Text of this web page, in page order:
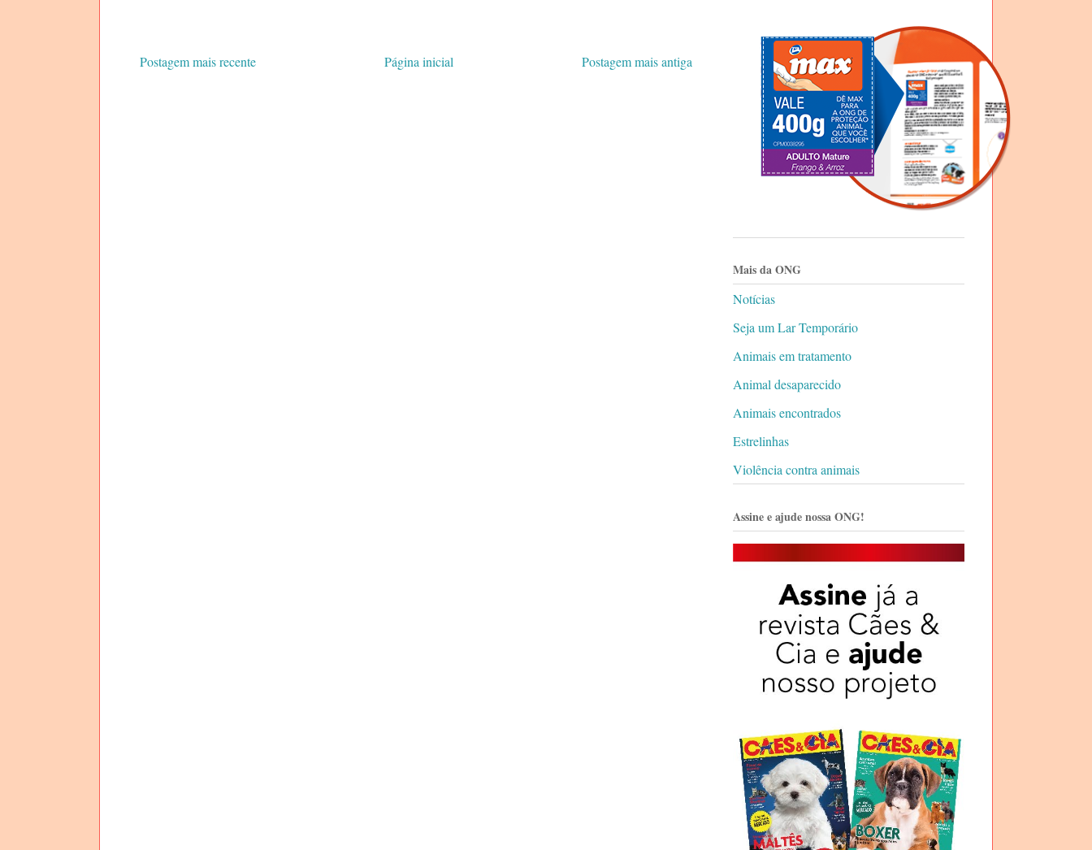
Postagem mais recente Postagem mais antiga
Página inicial
Mais da ONG
Notícias
Seja um Lar Temporário
Animais em tratamento
Animal desaparecido
Animais encontrados
Estrelinhas
Violência contra animais
Assine e ajude nossa ONG!